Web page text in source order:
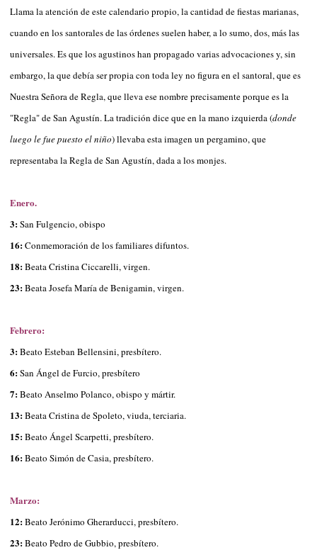
Llama la atención de este calendario propio, la cantidad de fiestas marianas,
cuando en los santorales de las órdenes suelen haber, a lo sumo, dos, más las
universales. Es que los agustinos han propagado varias advocaciones y, sin
embargo, la que debía ser propia con toda ley no figura en el santoral, que es
Nuestra Señora de Regla, que lleva ese nombre precisamente porque es la
"Regla" de San Agustín. La tradición dice que en la mano izquierda (donde
luego le fue puesto el niño) llevaba esta imagen un pergamino, que
representaba la Regla de San Agustín, dada a los monjes.
Enero.
3:San Fulgencio, obispo
16:Conmemoración de los familiares difuntos.
18:Beata Cristina Ciccarelli, virgen.
23:Beata Josefa María de Benigamin, virgen.
Febrero:
3:Beato Esteban Bellensini, presbítero.
6:San Ángel de Furcio, presbítero
7:Beato Anselmo Polanco, obispo y mártir.
13:Beata Cristina de Spoleto, viuda, terciaria.
15:Beato Ángel Scarpetti, presbítero.
16:Beato Simón de Casia, presbítero.
Marzo:
12:Beato Jerónimo Gherarducci, presbítero.
23:Beato Pedro de Gubbio, presbítero.